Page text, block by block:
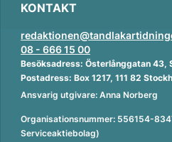
KONTAKT
08 - 666 15 00
Besöksadress: Österlånggatan 43,
Postadress: Box 1217, 111 82
Ansvarig utgivare: Anna Norberg
Organisationsnummer: 556154-
Serviceaktiebolag)